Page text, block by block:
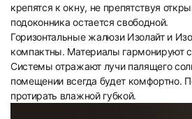
21 22
крепятся к окну, не препятствуя
подоконника остается свободной.
Горизонтальные жалюзи Изолайт и
компактны. Материалы гармонируют
Системы отражают лучи палящего
помещении всегда будет комфортно.
протирать влажной губкой.